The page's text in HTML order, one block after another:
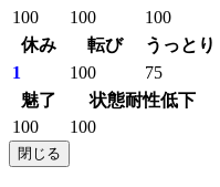
100
100 100
休み
転び うっとり
1
100 75
魅了
状態耐性低下
100
100
閉じる